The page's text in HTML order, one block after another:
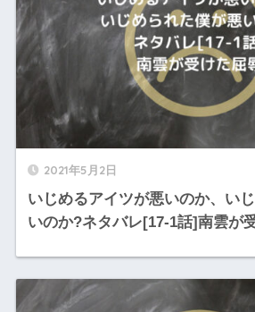
2021年5月2日
いじめるアイツが悪いのか、い
いのか?ネタバレ[17-1話]南雲が